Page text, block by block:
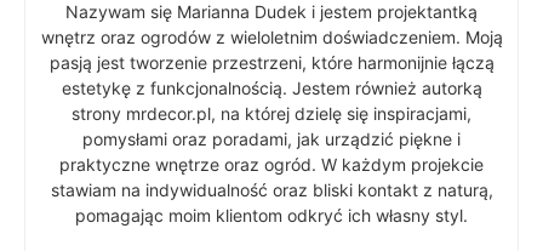
Nazywam się Marianna Dudek i jestem projektantką
wnętrz oraz ogrodów z wieloletnim doświadczeniem. Moją
pasją jest tworzenie przestrzeni, które harmonijnie łączą
estetykę z funkcjonalnością. Jestem również autorką
strony mrdecor.pl, na której dzielę się inspiracjami,
pomysłami oraz poradami, jak urządzić piękne i
praktyczne wnętrze oraz ogród. W każdym projekcie
stawiam na indywidualność oraz bliski kontakt z naturą,
pomagając moim klientom odkryć ich własny styl.